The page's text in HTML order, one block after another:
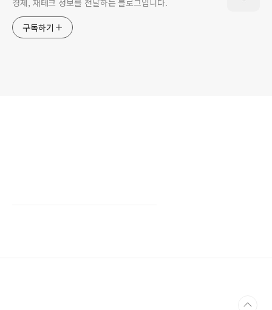
경제, 재테크 정보를 전달하는 블로그입니다.
구독하기